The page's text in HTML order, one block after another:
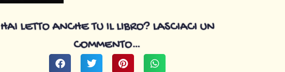
HAI LETTO ANCHE TU IL LIBRO? LASCIACI UN
COMMENTO…